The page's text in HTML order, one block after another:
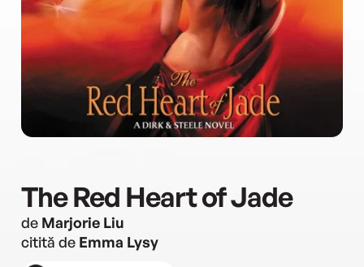
The Red Heart of Jade
de Marjorie Liu
citită de Emma Lysy